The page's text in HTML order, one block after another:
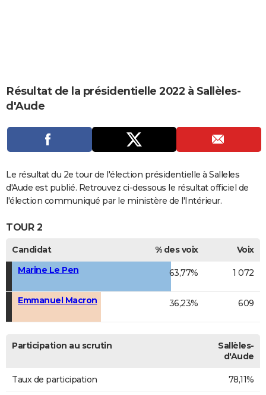
CARTE DE VOEUX
Carte de Noël
Carte Bonne année
Carte Saint-Valentin
Carte Pâques
Carte d'anniversaire
DICTIONNAIRE
Dictionnaire
Biographies
Expressions
Proverbes
PROGRAMME TV
S'inscrire
Se connecter
Lycées
Collèges
Primaires
Universités
Entreprises
Service militaire
Avis de recherche
AVIS DE DÉCÈS
Bricolage
Lifestyle
Culture
Sport
Auto
Television
Voyage
Cinema
Résultat de la présidentielle 2022 à Sallèles-
d'Aude
Le résultat du 2e tour de l'élection présidentielle à Salleles
d'Aude est publié. Retrouvez ci-dessous le résultat officiel de
l'élection communiqué par le ministère de l'Intérieur.
TOUR 2
Candidat % des voix
Voix
Marine Le Pen
63,77% 1 072
Emmanuel Macron 36,23% 609
Participation au scrutin
Sallèles-
d'Aude
Taux de participation 78,11%